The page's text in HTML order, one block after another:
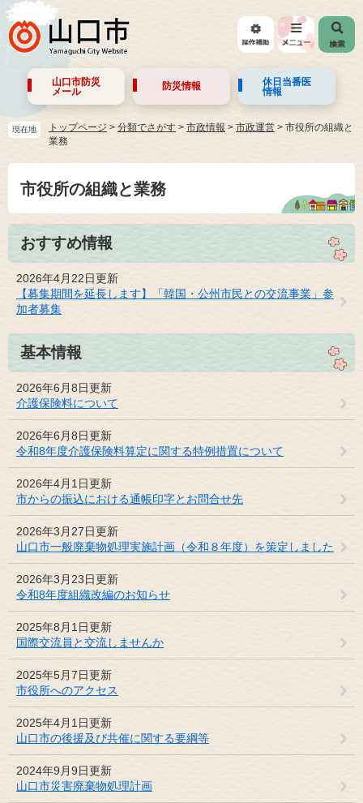
山口市防災
メール
防災情報
休日当番医
情報
現在地 トップページ > 分類でさがす > 市政情報 > 市政運営 > 市役所の組織と
業務
市役所の組織と業務
おすすめ情報
2026年4月22日更新
【募集期間を延長します】「韓国・公州市民との交流事業」参
加者募集
基本情報
2026年6月8日更新
介護保険料について
2026年6月8日更新
令和8年度介護保険料算定に関する特例措置について
2026年4月1日更新
市からの振込における通帳印字とお問合せ先
2026年3月27日更新
山口市一般廃棄物処理実施計画（令和８年度）を策定しました
2026年3月23日更新
令和8年度組織改編のお知らせ
2025年8月1日更新
国際交流員と交流しませんか
2025年5月7日更新
市役所へのアクセス
2025年4月1日更新
山口市の後援及び共催に関する要綱等
2024年9月9日更新
山口市災害廃棄物処理計画